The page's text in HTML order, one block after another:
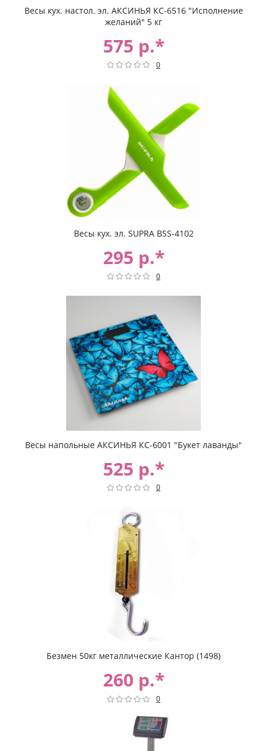
Весы кух. настол. эл. АКСИНЬЯ КС-6516 "Исполнение
желаний" 5 кг
575 р.*
0
Весы кух. эл. SUPRA BSS-4102
295 р.*
0
Весы напольные АКСИНЬЯ КС-6001 "Букет лаванды"
525 р.*
0
Безмен 50кг металлические Кантор (1498)
260 р.*
0